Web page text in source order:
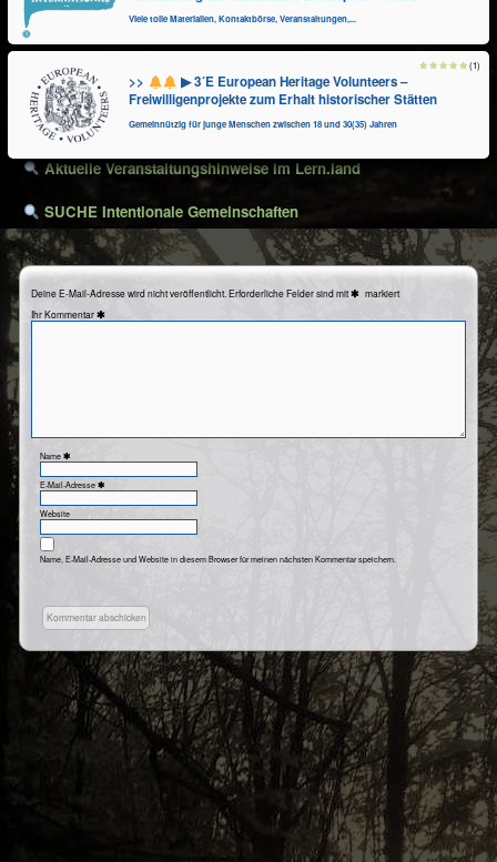
Viele tolle Materialien, Kontaktbörse, Veranstaltungen,...
>>
▶ 3´E European Heritage Volunteers –
Freiwilligenprojekte zum Erhalt historischer Stätten
Gemeinnützig für junge Menschen zwischen 18 und 30(35) Jahren
(1)
Aktuelle Veranstaltungshinweise im Lern.land
SUCHE Intentionale Gemeinschaften
Deine E-Mail-Adresse wird nicht veröffentlicht. Erforderliche Felder sind mit
markiert
Kommentar
Name
E-Mail-Adresse
Website
Name, E-Mail-Adresse und Website in diesem Browser für meinen nächsten Kommentar speichern.